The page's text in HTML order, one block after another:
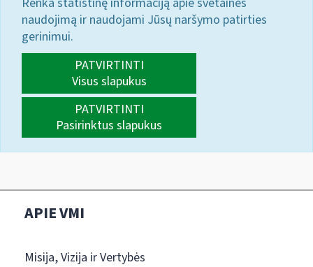
naudojimą ir naudojami Jūsų naršymo patirties
gerinimui.
PATVIRTINTI
Visus slapukus
PATVIRTINTI
Pasirinktus slapukus
APIE VMI
Misija, Vizija ir Vertybės